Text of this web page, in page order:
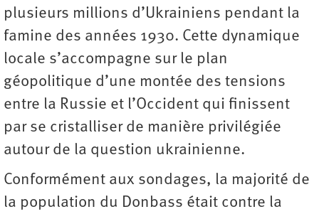
plusieurs millions d’Ukrainiens pendant la
famine des années 1930. Cette dynamique
locale s’accompagne sur le plan
géopolitique d’une montée des tensions
entre la Russie et l’Occident qui finissent
par se cristalliser de manière privilégiée
autour de la question ukrainienne.
Conformément aux sondages, la majorité de
la population du Donbass était contre la